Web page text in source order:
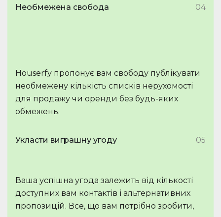
Необмежена свобода 04
Houserfy пропонує вам свободу публікувати
необмежену кількість списків нерухомості
для продажу чи оренди без будь-яких
обмежень.
Укласти виграшну угоду 05
Ваша успішна угода залежить від кількості
доступних вам контактів і альтернативних
пропозицій. Все, що вам потрібно зробити,